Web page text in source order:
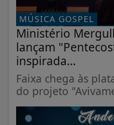
MÚSICA GOSPEL
Ministério
lançam
inspirada...
Faixa chega às
do projeto